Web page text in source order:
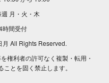
月・火・木
時間受付
All Rights Reserved.
権利者の許可なく複製・転用・
とを固く禁止します。